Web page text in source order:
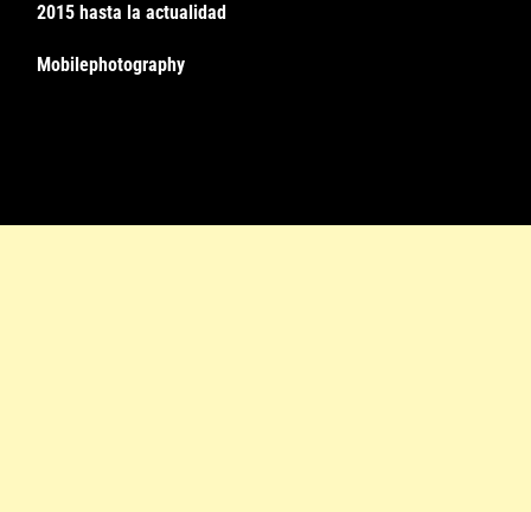
2015 hasta la actualidad
Mobilephotography